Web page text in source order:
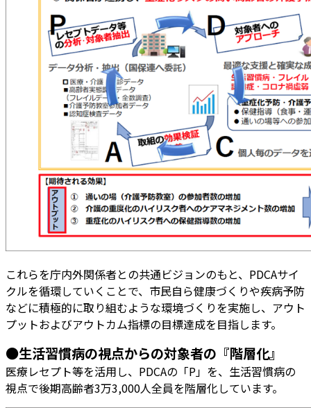
これらを庁内外関係者との共通ビジョンのもと、PDCAサイ
クルを循環していくことで、市民自ら健康づくりや疾病予防
などに積極的に取り組むような環境づくりを実施し、アウト
プットおよびアウトカム指標の目標達成を目指します。
●生活習慣病の視点からの対象者の『階層化』
医療レセプト等を活用し、PDCAの「P」を、生活習慣病の
視点で後期高齢者3万3,000人全員を階層化しています。